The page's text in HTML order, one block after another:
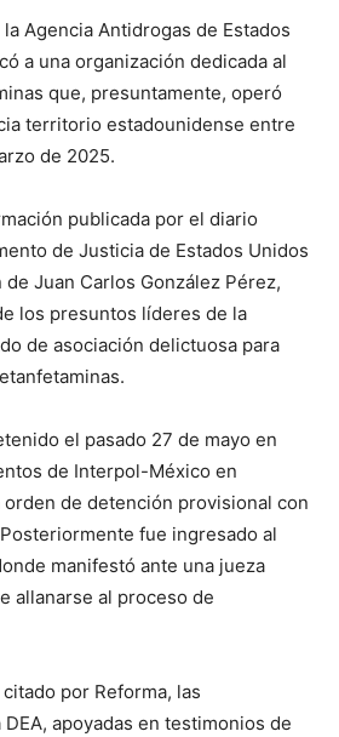
Agencia Antidrogas de Estados
a una organización dedicada al
que, presuntamente, operó
territorio estadounidense entre
de 2025.
publicada por el diario
de Justicia de Estados Unidos
Juan Carlos González Pérez,
los presuntos líderes de la
de asociación delictuosa para
el pasado 27 de mayo en
de Interpol-México en
de detención provisional con
fue ingresado al
manifestó ante una jueza
allanarse al proceso de
por Reforma, las
apoyadas en testimonios de